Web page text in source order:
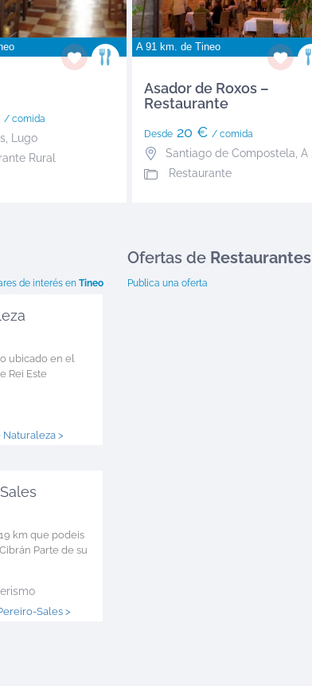
/ comida
Lugo
Rural
A 91 km. de Tineo
Asador de Roxos –
Restaurante
Desde20 € / comida
Santiago de Compostela A Coruña
Restaurante
de interés en Tineo
ubicado en el
Rei Este
>
km que podeis
Parte de su
Sales >
Ofertas de Restaurantes
Publica una oferta